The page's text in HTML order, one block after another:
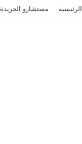
الرئيسية مستشارو الجريدة